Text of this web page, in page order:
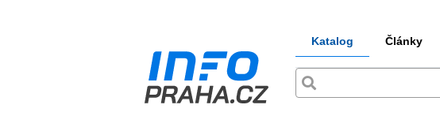
Katalog Články